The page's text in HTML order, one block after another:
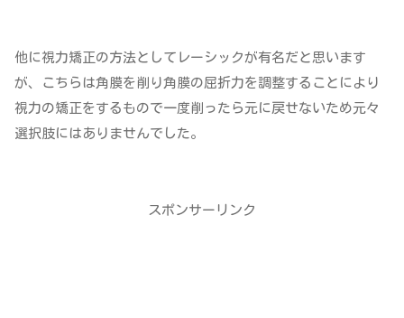
他に視力矯正の方法としてレーシックが有名だと思います
が、こちらは角膜を削り角膜の屈折力を調整することにより
視力の矯正をするもので一度削ったら元に戻せないため元々
選択肢にはありませんでした。
スポンサーリンク